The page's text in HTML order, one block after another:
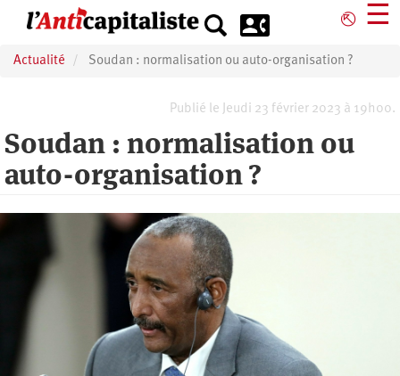
principal
⎋ ☰
Actualité Soudan : normalisation ou auto-organisation ?
Publié le Jeudi 23 février 2023 à 19h00.
Soudan : normalisation ou
auto-organisation ?